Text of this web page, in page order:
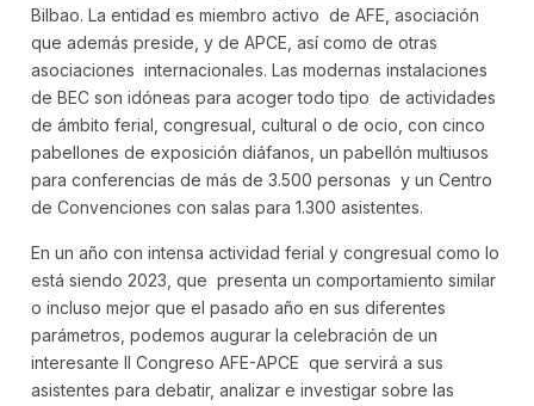
Bilbao. La entidad es miembro activo de AFE, asociación
que además preside, y de APCE, así como de otras
asociaciones internacionales. Las modernas instalaciones
de BEC son idóneas para acoger todo tipo de actividades
de ámbito ferial, congresual, cultural o de ocio, con cinco
pabellones de exposición diáfanos, un pabellón multiusos
para conferencias de más de 3.500 personas y un Centro
de Convenciones con salas para 1.300 asistentes.
En un año con intensa actividad ferial y congresual como lo
está siendo 2023, que presenta un comportamiento similar
o incluso mejor que el pasado año en sus diferentes
parámetros, podemos augurar la celebración de un
interesante II Congreso AFE-APCE que servirá a sus
asistentes para debatir, analizar e investigar sobre las